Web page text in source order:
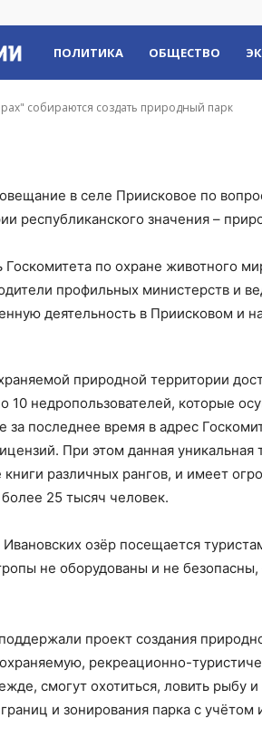
Пульс
Хакасии
ПОЛИТИКА ОБЩЕСТВО
собираются создать природный парк
парк
в селе Приисковое по
республиканского значения –
по охране животного
профильных министерств и
деятельность в Приисковом и
природной территории
10 недропользователей, которые
за последнее время в адрес
При этом данная
различных рангов, и имеет
25 тысяч человек.
озёр посещается
не оборудованы и не
проект создания
рекреационно-
смогут охотиться, ловить рыбу
и зонирования парка с